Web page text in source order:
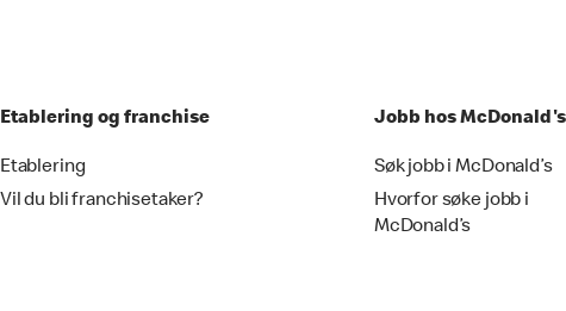
Etablering og franchise
Etablering
Vil du bli franchisetaker?
Jobb hos McDonald's
Søk jobb i McDonald’s
Hvorfor søke jobb i
McDonald’s